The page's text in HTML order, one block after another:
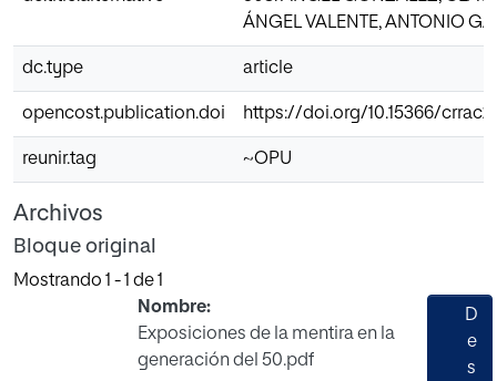
ÁNGEL VALENTE, ANTONIO
dc.type article
opencost.publication.doi https://doi.org/10.15366/
reunir.tag ~OPU
Archivos
Bloque original
Mostrando 1 - 1 de 1
Nombre:
Exposiciones de la mentira en la
generación del 50.pdf
D
e
s